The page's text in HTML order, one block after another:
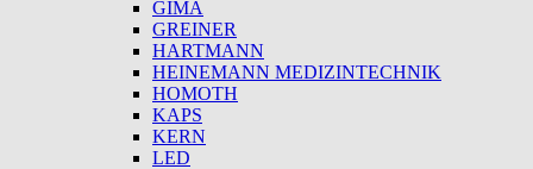
GIMA
GREINER
HARTMANN
HEINEMANN MEDIZINTECHNIK
HOMOTH
KAPS
KERN
LED